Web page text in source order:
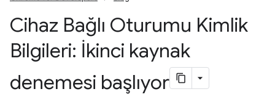
Cihaz Bağlı Oturumu Kimlik
Bilgileri: İkinci kaynak
denemesi başlıyor